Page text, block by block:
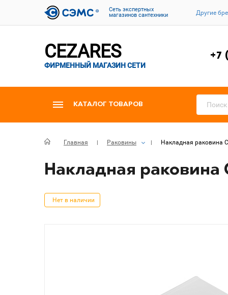
Cеть экспертных
магазинов сантехники
Другие
CEZARES
ФИРМЕННЫЙ МАГАЗИН СЕТИ
+7
КАТАЛОГ ТОВАРОВ
Главная Раковины Накладная раковина
Накладная раковина
Нет в наличии